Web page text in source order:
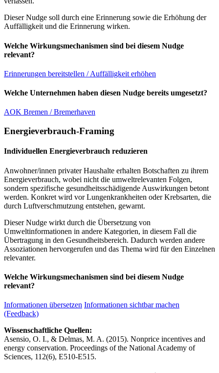
Dieser Nudge soll durch eine Erinnerung sowie die Erhöhung der
Auffälligkeit und die Erinnerung wirken.
Welche Wirkungsmechanismen sind bei diesem Nudge
relevant?
Erinnerungen bereitstellen / Auffälligkeit erhöhen
Welche Unternehmen haben diesen Nudge bereits umgesetzt?
AOK Bremen / Bremerhaven
Energieverbrauch-Framing
Individuellen Energieverbrauch reduzieren
Anwohner/innen privater Haushalte erhalten Botschaften zu ihrem
Energieverbrauch, wobei nicht die umweltrelevanten Folgen,
sondern spezifische gesundheitsschädigende Auswirkungen betont
werden. Konkret wird vor Lungenkrankheiten oder Krebsarten, die
durch Luftverschmutzung entstehen, gewarnt.
Dieser Nudge wirkt durch die Übersetzung von
Umweltinformationen in andere Kategorien, in diesem Fall die
Übertragung in den Gesundheitsbereich. Dadurch werden andere
Assoziationen hervorgerufen und das Thema wird für den Einzelnen
relevanter.
Welche Wirkungsmechanismen sind bei diesem Nudge
relevant?
Informationen übersetzen Informationen sichtbar machen
(Feedback)
Wissenschaftliche Quellen:
Asensio, O. I., & Delmas, M. A. (2015). Nonprice incentives and
energy conservation. Proceedings of the National Academy of
Sciences, 112(6), E510-E515.